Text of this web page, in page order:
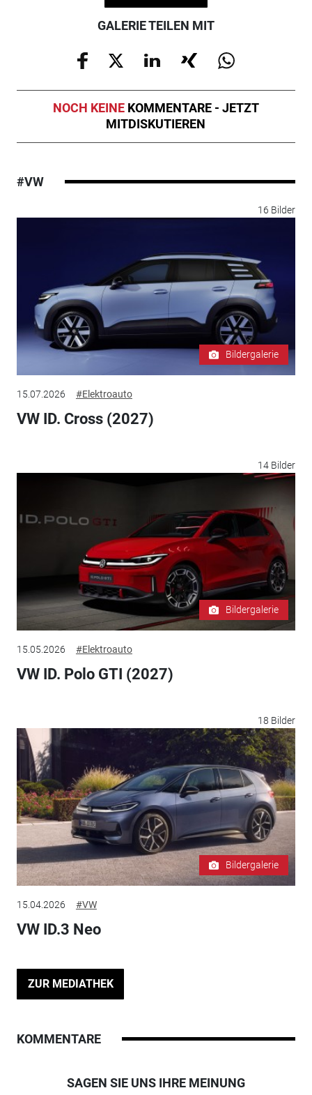
GALERIE TEILEN MIT
NOCH KEINE KOMMENTARE - JETZT
MITDISKUTIEREN
#VW
16 Bilder
Bildergalerie
15.07.2026 #Elektroauto
VW ID. Cross (2027)
14 Bilder
Bildergalerie
15.05.2026 #Elektroauto
VW ID. Polo GTI (2027)
18 Bilder
Bildergalerie
15.04.2026 #VW
VW ID.3 Neo
ZUR MEDIATHEK
KOMMENTARE
SAGEN SIE UNS IHRE MEINUNG